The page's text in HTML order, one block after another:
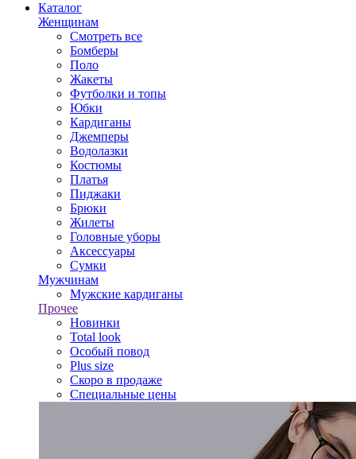
Каталог
Женщинам
Смотреть все
Бомберы
Поло
Жакеты
Футболки и топы
Юбки
Кардиганы
Джемперы
Водолазки
Костюмы
Платья
Пиджаки
Брюки
Жилеты
Головные уборы
Аксессуары
Сумки
Мужчинам
Мужские кардиганы
Прочее
Новинки
Total look
Особый повод
Plus size
Скоро в продаже
Специальные цены